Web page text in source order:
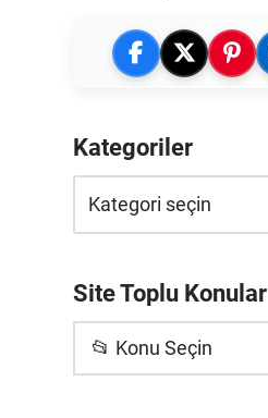
Kategoriler
Site Toplu Konular
📂 Konu Seçin